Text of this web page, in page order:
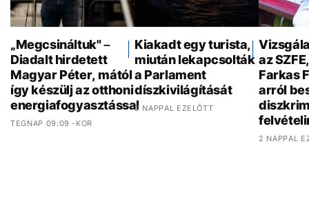
„Megcsináltuk" –
Diadalt hirdetett
Magyar Péter, mától
így készülj az otthoni
energiafogyasztással
TEGNAP 09:09 -KOR
Kiakadt egy turista,
miután lekapcsolták
a Parlament
díszkivilágítását
2 NAPPAL EZELŐTT
az
Farkas
arról
2 NAPPAL